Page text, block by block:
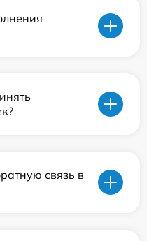
связь в